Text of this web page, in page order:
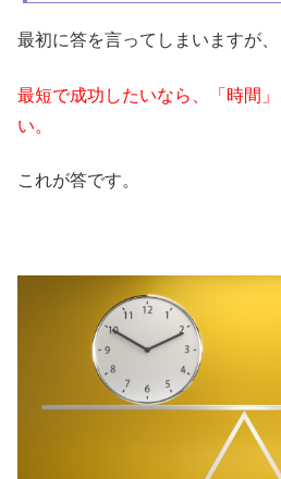
最初に答を言ってしまいますが、
最短で成功したいなら、「時間
い。
これが答です。